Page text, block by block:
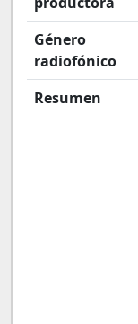
Género
radiofónico
Resumen